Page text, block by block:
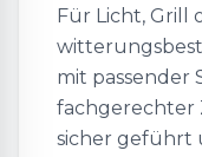
Für Licht, Grill
mit passender
fachgerechter
sicher geführt